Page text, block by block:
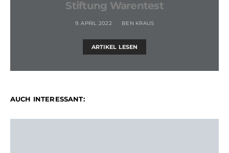
Stiftung Warentest
9. APRIL 2022 BEN KRAUS
ARTIKEL LESEN
AUCH INTERESSANT: